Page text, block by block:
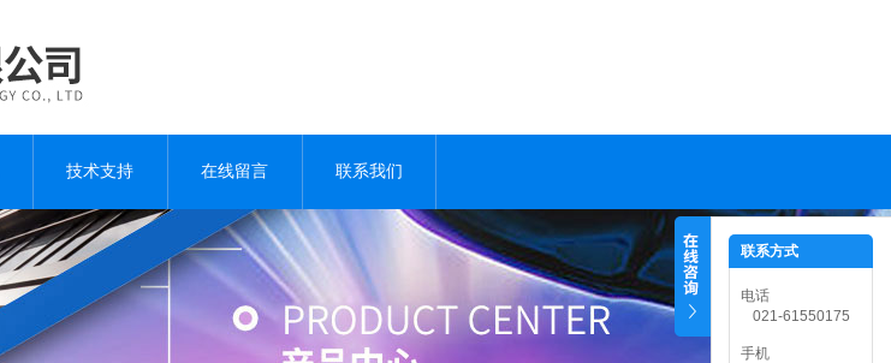
技术支持 在线留言 联系我们
联系方式
电话
021-61550175
手机